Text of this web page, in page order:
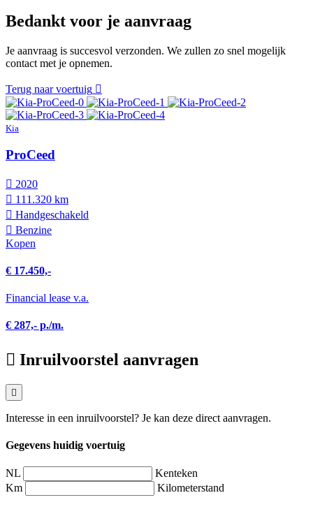
Bedankt voor je aanvraag
Je aanvraag is succesvol verzonden. We zullen zo snel mogelijk
contact met je opnemen.
Terug naar voertuig
Kia
ProCeed
2020
111.320 km
Hand­geschakeld
Benzine
Kopen
€ 17.450,-
Financial lease v.a.
€ 287,- p./m.
Inruilvoorstel aanvragen
Interesse in een inruilvoorstel? Je kan deze direct aanvragen.
Gegevens huidig voertuig
NL
Kenteken
Km
Kilometerstand